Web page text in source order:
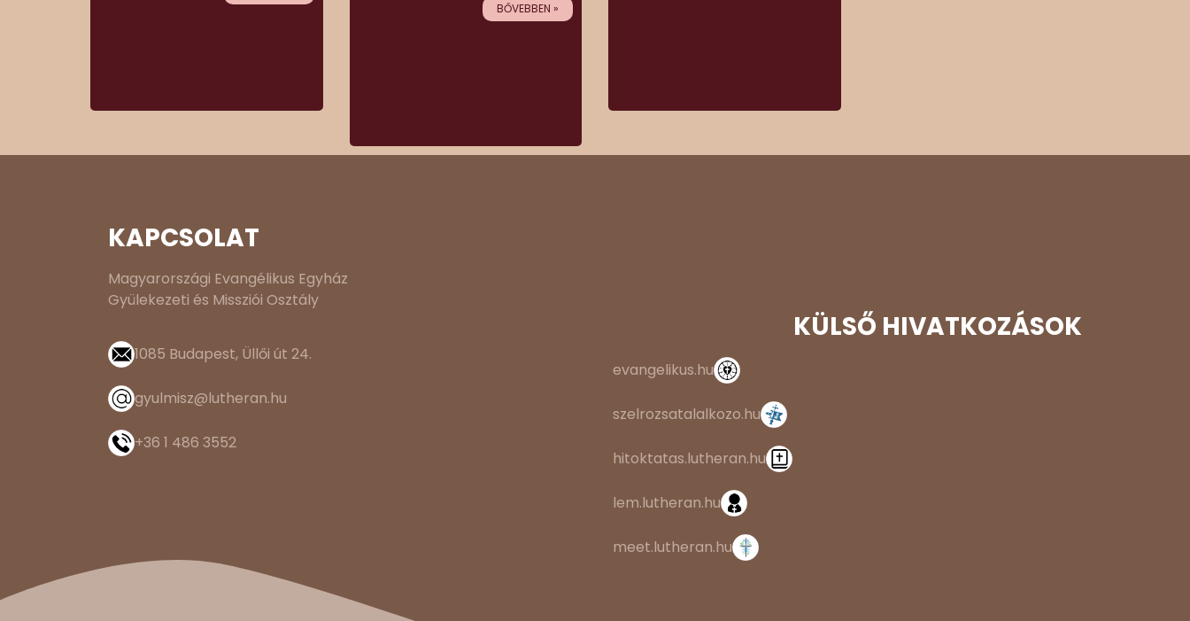
BŐVEBBEN »
KAPCSOLAT
Magyarországi Evangélikus Egyház
Gyülekezeti és Missziói Osztály
1085 Budapest, Üllői út 24.
gyulmisz@lutheran.hu
+36 1 486 3552
KÜLSŐ HIVATKOZÁSOK
evangelikus.hu
szelrozsatalalkozo.hu
hitoktatas.lutheran.hu
lem.lutheran.hu
meet.lutheran.hu